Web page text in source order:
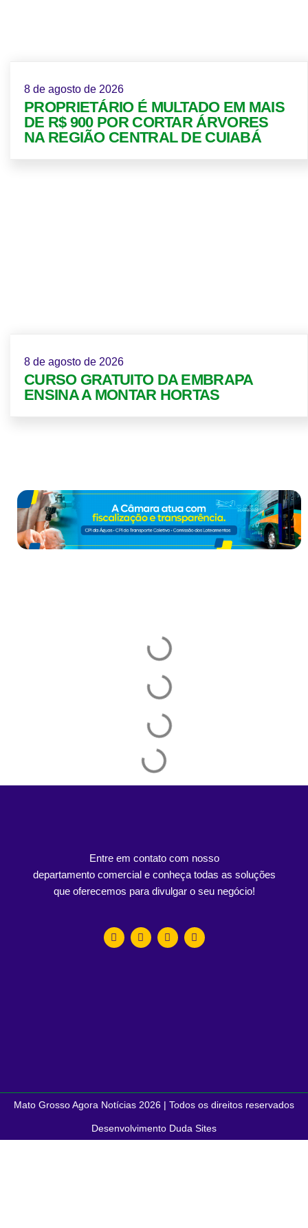
8 de agosto de 2026
PROPRIETÁRIO É MULTADO EM MAIS
DE R$ 900 POR CORTAR ÁRVORES
NA REGIÃO CENTRAL DE CUIABÁ
8 de agosto de 2026
CURSO GRATUITO DA EMBRAPA
ENSINA A MONTAR HORTAS
Entre em contato com nosso
departamento comercial e conheça todas as soluções
que oferecemos para divulgar o seu negócio!
Mato Grosso Agora Notícias 2026 | Todos os direitos reservados
Desenvolvimento Duda Sites